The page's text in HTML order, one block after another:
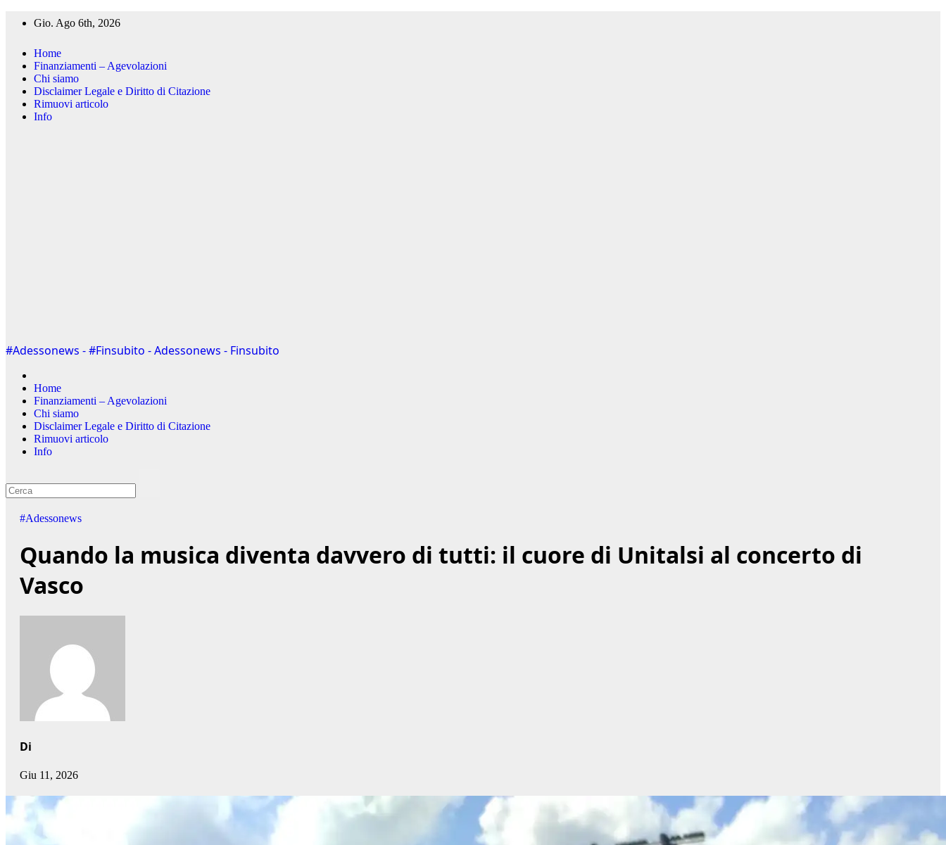
Gio. Ago 6th, 2026
Home
Finanziamenti – Agevolazioni
Chi siamo
Disclaimer Legale e Diritto di Citazione
Rimuovi articolo
Info
#Adessonews - #Finsubito - Adessonews - Finsubito
Home
Finanziamenti – Agevolazioni
Chi siamo
Disclaimer Legale e Diritto di Citazione
Rimuovi articolo
Info
#Adessonews
Quando la musica diventa davvero di tutti: il cuore di Unitalsi al concerto di
Vasco
Di
Giu 11, 2026